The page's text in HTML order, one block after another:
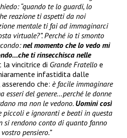
“quando te lo guardi, lo
reazione ti aspetti da noi
mentale ti fai ad immaginarci
virtuale?”. Perché io ti smonto
nel momento che lo vedo mi
ti rinsecchisca nelle
vincitrice di Grande Fratello e
infastidita dalle
che: è facile immaginare
esseri del genere…perché le donne
ma non le vedono. Uomini così
piccoli e ignoranti e beati in questa
si rendono conto di quanto fanno
pensiero.”